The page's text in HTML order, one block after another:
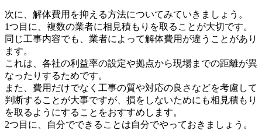
次に、解体費用を抑える方法についてみていきましょう。
1つ目に、複数の業者に相見積もりを取ることが大切です。
同じ工事内容でも、業者によって解体費用が違うことがあり
ます。
これは、各社の利益率の設定や拠点から現場までの距離が異
なったりするためです。
また、費用だけでなく工事の質や対応の良さなどを考慮して
判断することが大事ですが、損をしないためにも相見積もり
を取るようにすることをおすすめします。
2つ目に、自分でできることは自分でやっておきましょう。